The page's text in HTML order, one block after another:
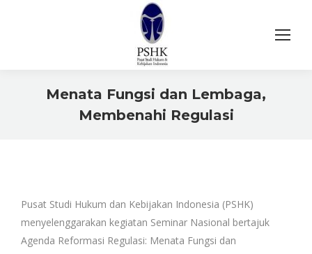
Menata Fungsi dan Lembaga,
Membenahi Regulasi
Pusat Studi Hukum dan Kebijakan Indonesia (PSHK)
menyelenggarakan kegiatan Seminar Nasional bertajuk
Agenda Reformasi Regulasi: Menata Fungsi dan